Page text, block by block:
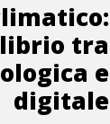
tra
e
digitale